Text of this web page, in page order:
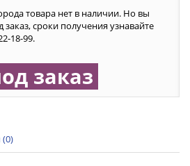
товара нет в наличии. Но вы
сроки получения узнавайте
18-99.
заказ